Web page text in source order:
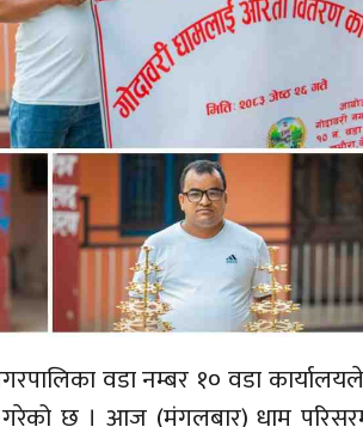
वडा नम्बर १० वडा कार्यालयले
गरेको छ । आज (मंगलबार) धाम